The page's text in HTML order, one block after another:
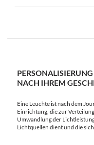
NACH IHREM
Eine Leuchte ist nach dem
Einrichtung, die zur
Umwandlung der
Lichtquellen dient und die